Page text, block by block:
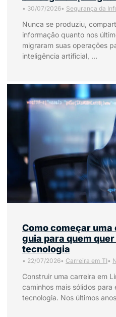
• 30/07/2026• Segurança da
Nunca se produziu,
informação quanto nos
migraram suas operações
inteligência artificial, …
Como começar
guia para quem
tecnologia
• 22/07/2026• Carreira em TI•
Construir uma carreira em
caminhos mais sólidos para
tecnologia. Nos últimos